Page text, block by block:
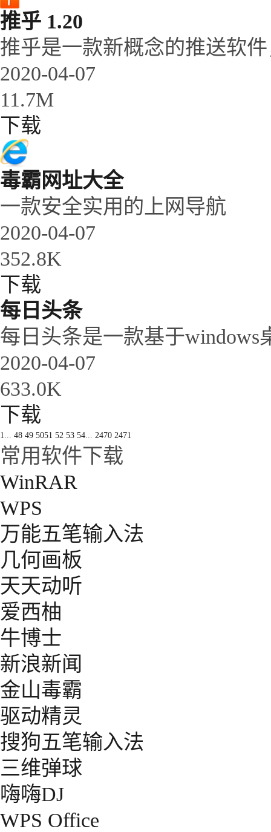
推乎 1.20
推乎是一款新概念的推送软
2020-04-07
11.7M
下载
毒霸网址大全
一款安全实用的上网导航
2020-04-07
352.8K
下载
每日头条
每日头条是一款基于
2020-04-07
633.0K
下载
1... 48 49 5051 52 53 54... 2470 2471
常用软件下载
WinRAR
WPS
万能五笔输入法
几何画板
天天动听
爱西柚
牛博士
新浪新闻
金山毒霸
驱动精灵
搜狗五笔输入法
三维弹球
嗨嗨DJ
WPS Office